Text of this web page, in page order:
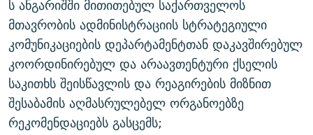
ს ანგარიშში მითითებულ საქართველოს
მთავრობის ადმინისტრაციის სტრატეგიული
კომუნიკაციების დეპარტამენტთან დაკავშირებულ
კოორდინირებულ და არაავთენტური ქსელის
საკითხს შეისწავლის და რეაგირების მიზნით
შესაბამის აღმასრულებელ ორგანოებზე
რეკომენდაციებს გასცემს;